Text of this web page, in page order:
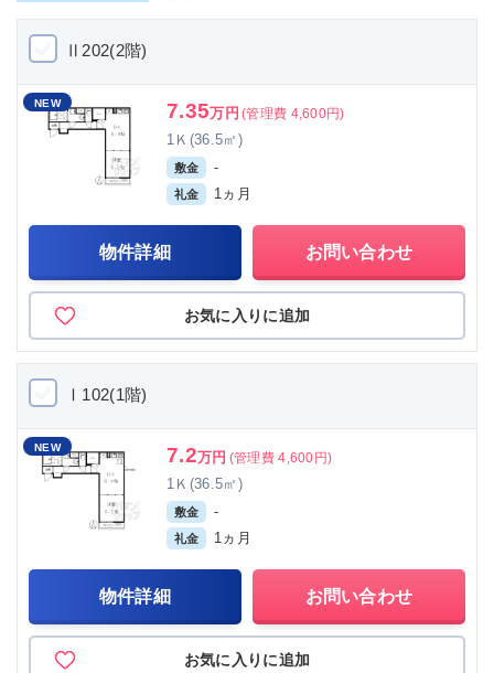
Ⅱ202(2階)
NEW 7.35万円 (管理費 4,600円)
1Ｋ(36.5㎡)
敷金 -
礼金 1ヵ月
物件詳細 お問い合わせ
お気に入りに追加
Ⅰ102(1階)
NEW 7.2万円 (管理費 4,600円)
1Ｋ(36.5㎡)
敷金 -
礼金 1ヵ月
物件詳細 お問い合わせ
お気に入りに追加